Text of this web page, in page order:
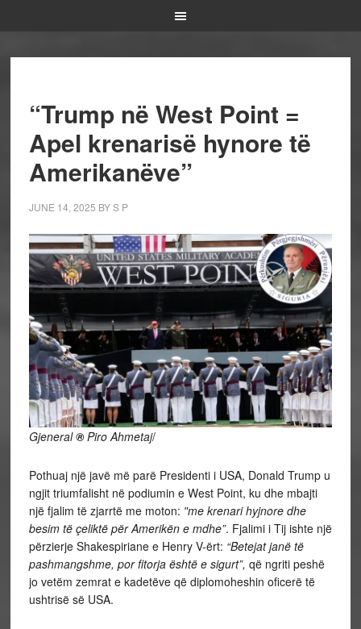
“Trump në West Point =
Apel krenarisë hynore të
Amerikanëve”
JUNE 14, 2025 BYS P
Gjeneral®Piro Ahmetaj/
Pothuaj një javë më parë Presidenti i USA, Donald Trump u
ngjit triumfalisht në podiumin e West Point, ku dhe mbajti
një fjalim të zjarrtë me moton: ʺme krenari hyjnore dhe
besim të çeliktë për Amerikën e mdhe”. Fjalimi i Tij ishte një
përzierje Shakespiriane e Henry V-ërt: “Betejat janë të
pashmangshme, por fitorja është e sigurt”, që ngriti peshë
jo vetëm zemrat e kadetëve që diplomoheshin oficerë të
ushtrisë së USA.